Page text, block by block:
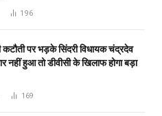
196
कटौती पर भड़के सिंदरी विधायक चंद्रदेव
नहीं हुआ तो डीवीसी के खिलाफ होगा बड़ा
169